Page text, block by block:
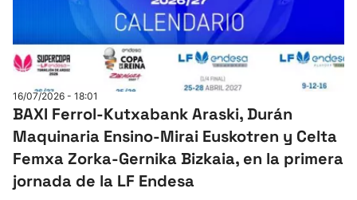
16/07/2026 - 18:01
BAXI Ferrol-Kutxabank Araski, Durán
Maquinaria Ensino-Mirai Euskotren y Celta
Femxa Zorka-Gernika Bizkaia, en la primera
jornada de la LF Endesa